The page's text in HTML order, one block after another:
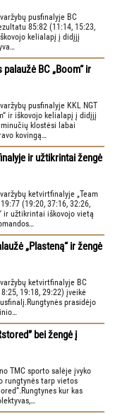
pusfinalyje BC
85:82 (11:14, 15:23,
kelialapį į didįjį
BC „Boom“ ir
pusfinalyje KKL NGT
ir iškovojo kelialapį į didįjį
klostėsi labai
kovingą…
ir užtikrintai žengė
ketvirtfinalyje „Team
(19:20, 37:16, 32:26,
ir užtikrintai iškovojo vietą
„Plasteną“ ir žengė
ketvirtfinalyje BC
19:18, 29:22) įveikė
prasidėjo
bei žengė į
TMC sporto salėje įvyko
rungtynės tarp vietos
kur kas